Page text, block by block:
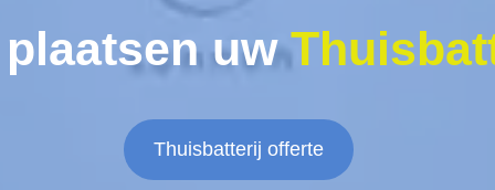
uw
Thuisbatterij offerte